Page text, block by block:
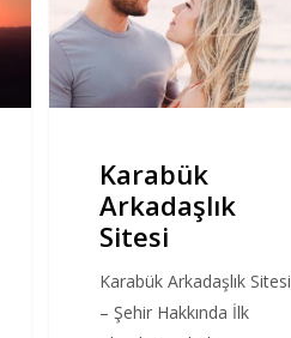
Karabük
Arkadaşlık
Sitesi
Karabük Arkadaşlık Sitesi
– Şehir Hakkında İlk